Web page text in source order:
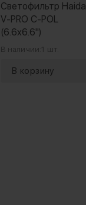
Светофильтр Haida
V-PRO C-POL
(6.6x6.6")
В наличии: 1 шт.